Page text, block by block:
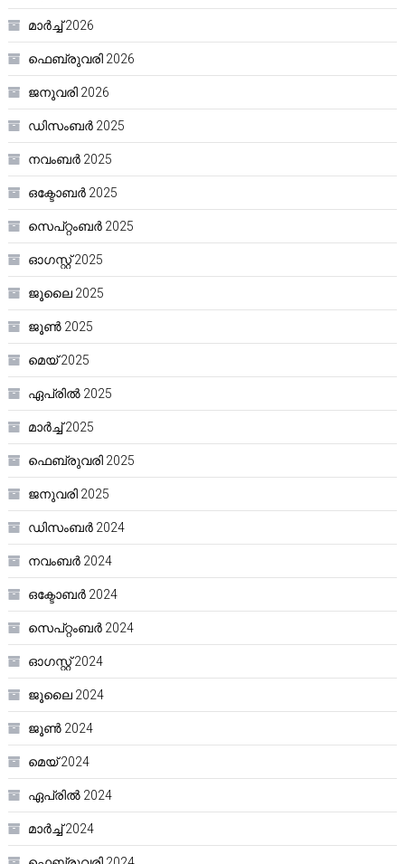
മാർച്ച്‌ 2026
ഫെബ്രുവരി 2026
ജനുവരി 2026
ഡിസംബർ 2025
നവംബർ 2025
ഒക്ടോബർ 2025
സെപ്റ്റംബർ 2025
ഓഗസ്റ്റ്‌ 2025
ജൂലൈ 2025
ജൂൺ 2025
മെയ്‌ 2025
ഏപ്രിൽ 2025
മാർച്ച്‌ 2025
ഫെബ്രുവരി 2025
ജനുവരി 2025
ഡിസംബർ 2024
നവംബർ 2024
ഒക്ടോബർ 2024
സെപ്റ്റംബർ 2024
ഓഗസ്റ്റ്‌ 2024
ജൂലൈ 2024
ജൂൺ 2024
മെയ്‌ 2024
ഏപ്രിൽ 2024
മാർച്ച്‌ 2024